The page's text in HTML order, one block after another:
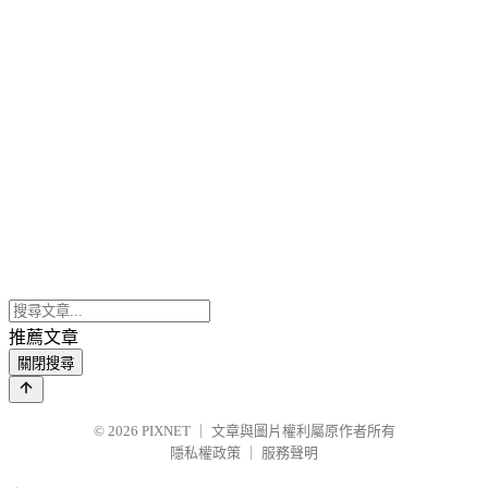
推薦文章
關閉搜尋
© 2026 PIXNET
文章與圖片權利屬原作者所有
隱私權政策
服務聲明